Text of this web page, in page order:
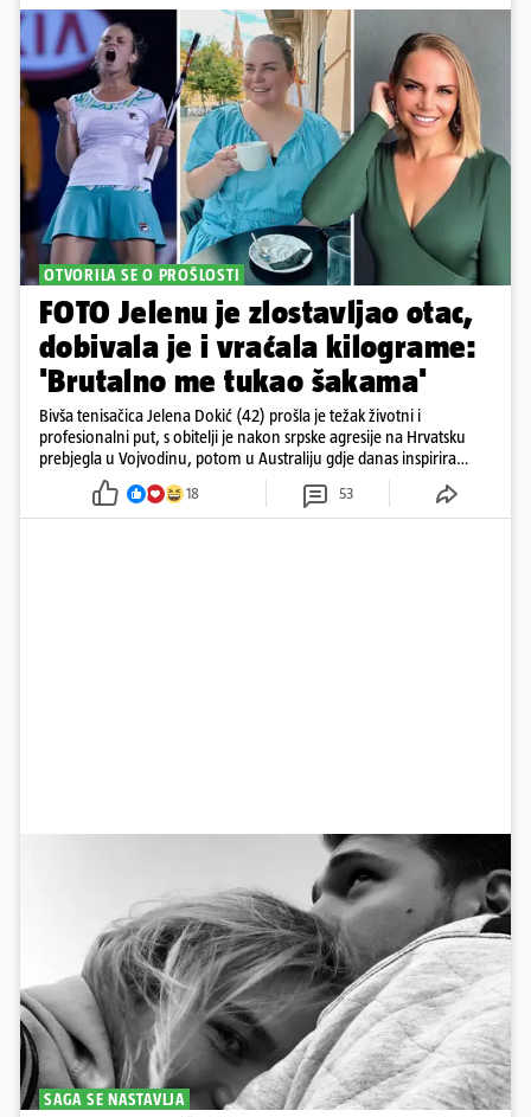
OTVORILA SE O PROŠLOSTI
FOTO Jelenu je zlostavljao otac,
dobivala je i vraćala kilograme:
'Brutalno me tukao šakama'
Bivša tenisačica Jelena Dokić (42) prošla je težak životni i
profesionalni put, s obitelji je nakon srpske agresije na Hrvatsku
prebjegla u Vojvodinu, potom u Australiju gdje danas inspirira
18 53
SAGA SE NASTAVLJA